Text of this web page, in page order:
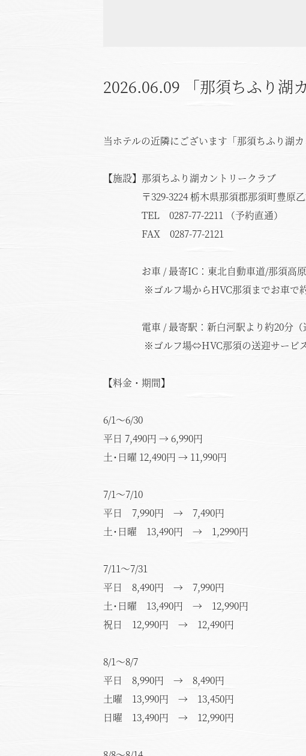
2026.06.09 「那須ちふり湖
当ホテルの近隣にございます「那須ちふり湖
【施設】那須ちふり湖カントリークラブ
〒329-3224 栃木県那須郡那須町豊原乙
TEL 0287-77-2211 （予約直通）
FAX 0287-77-2121
お車 / 最寄IC：東北自動車道/那須高原
※ゴルフ場からHVC那須までお車で約
電車 / 最寄駅：新白河駅より約20分（送
※ゴルフ場⇔HVC那須の送迎サービスは
【料金・期間】
6/1～6/30
平日 7,490円 → 6,990円
土･日曜 12,490円 → 11,990円
7/1～7/10
平日 7,990円 → 7,490円
土･日曜 13,490円 → 1,2990円
7/11～7/31
平日 8,490円 → 7,990円
土･日曜 13,490円 → 12,990円
祝日 12,990円 → 12,490円
8/1～8/7
平日 8,990円 → 8,490円
土曜 13,990円 → 13,450円
日曜 13,490円 → 12,990円